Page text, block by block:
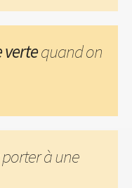
vertequand on
à une